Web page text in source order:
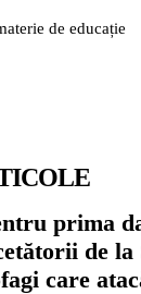
de educație
prima
de la
care